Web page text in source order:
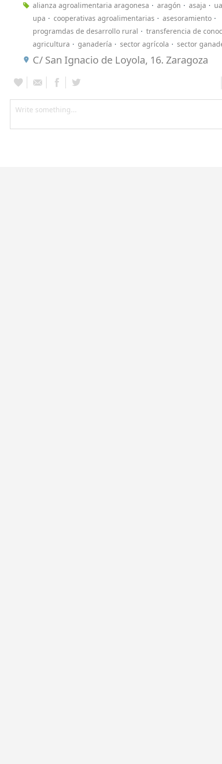
alianza agroalimentaria aragonesa aragón asaja
upa
cooperativas agroalimentarias
asesoramiento
programdas de desarrollo rural
transferencia de
agricultura
ganadería sector agrícola sector
C/ San Ignacio de Loyola, 16. Zaragoza